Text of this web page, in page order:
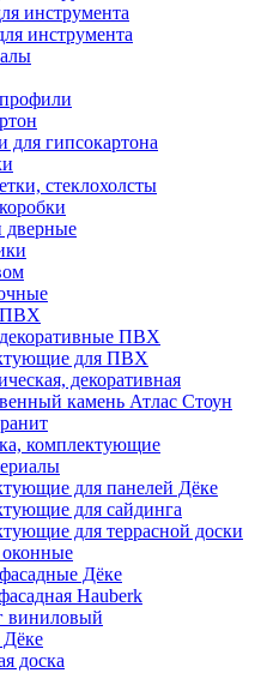
инструмента
инструмента
для гипсокартона
стеклохолсты
дверные
ПВХ
ПВХ
для ПВХ
декоративная
камень Атлас Стоун
комплектующие
для панелей Дёке
для сайдинга
для террасной доски
Дёке
Hauberk
виниловый
доска